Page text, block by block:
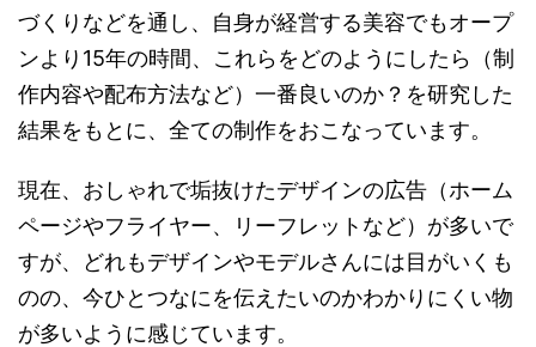
づくりなどを通し、自身が経営する美容でもオープ
ンより15年の時間、これらをどのようにしたら（制
作内容や配布方法など）一番良いのか？を研究した
結果をもとに、全ての制作をおこなっています。
現在、おしゃれで垢抜けたデザインの広告（ホーム
ページやフライヤー、リーフレットなど）が多いで
すが、どれもデザインやモデルさんには目がいくも
のの、今ひとつなにを伝えたいのかわかりにくい物
が多いように感じています。